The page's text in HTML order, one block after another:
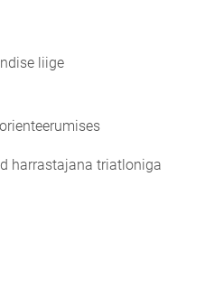
liige
harrastajana triatloniga